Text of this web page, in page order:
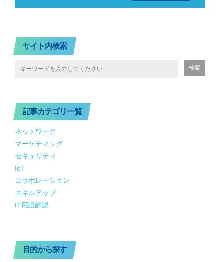
サイト内検索
記事カテゴリ一覧
ネットワーク
マーケティング
セキュリティ
IoT
コラボレーション
スキルアップ
IT用語解説
目的から探す